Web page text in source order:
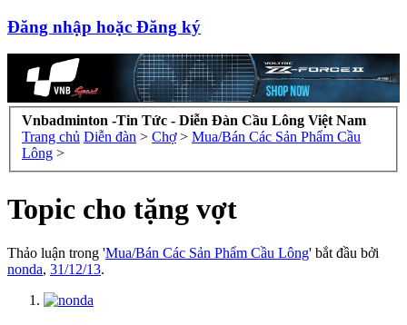
Đăng nhập hoặc Đăng ký
Vnbadminton -Tin Tức - Diễn Đàn Cầu Lông Việt Nam
Trang chủ Diễn đàn > Chợ > Mua/Bán Các Sản Phẩm Cầu
Lông >
Topic cho tặng vợt
Thảo luận trong 'Mua/Bán Các Sản Phẩm Cầu Lông' bắt đầu bởi
nonda, 31/12/13.